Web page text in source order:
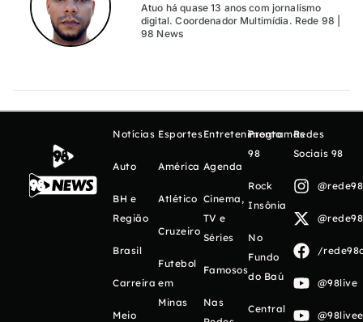
Atuo há quase 13 anos com jornalismo
digital. Coordenador Multimídia. Rede 98 |
98 News
Notícias
Auto
BH e
Região
Brasil
Carreira
Meio
Esportes
América
Atlético
Cruzeiro
Futebol
em
Minas
Entretenimento
Agenda
Cinema,
TV e
Séries
Famosos
Nas
Programas
98
Rock
Insônia
No
Fundo
do Baú
Central
Redes
Sociais 98
/
@98live